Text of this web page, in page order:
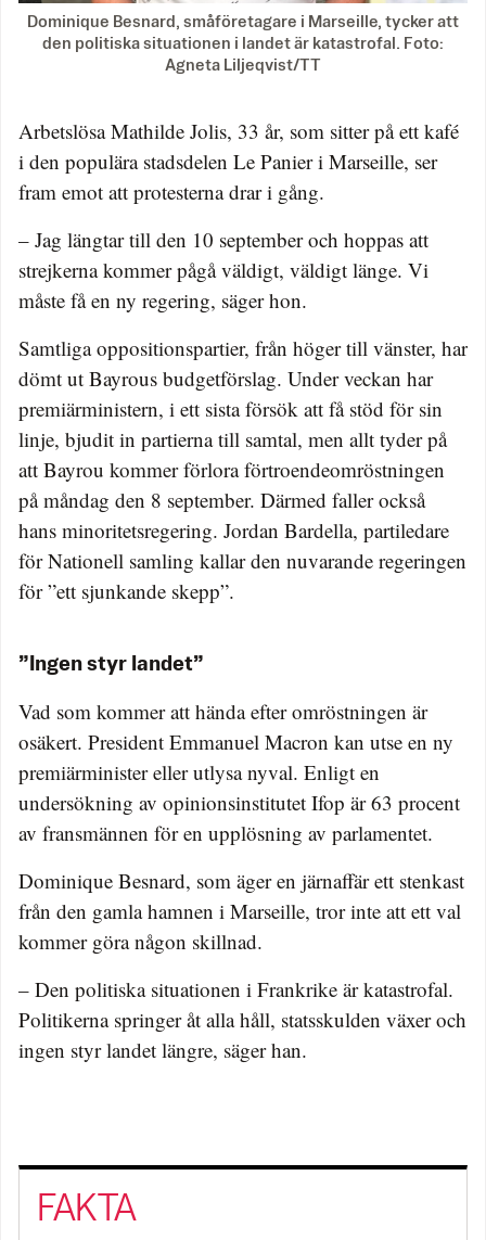
Dominique Besnard, småföretagare i Marseille, tycker att
den politiska situationen i landet är katastrofal. Foto:
Agneta Liljeqvist/TT
Arbetslösa Mathilde Jolis, 33 år, som sitter på ett kafé
i den populära stadsdelen Le Panier i Marseille, ser
fram emot att protesterna drar i gång.
– Jag längtar till den 10 september och hoppas att
strejkerna kommer pågå väldigt, väldigt länge. Vi
måste få en ny regering, säger hon.
Samtliga oppositionspartier, från höger till vänster, har
dömt ut Bayrous budgetförslag. Under veckan har
premiärministern, i ett sista försök att få stöd för sin
linje, bjudit in partierna till samtal, men allt tyder på
att Bayrou kommer förlora förtroendeomröstningen
på måndag den 8 september. Därmed faller också
hans minoritetsregering. Jordan Bardella, partiledare
för Nationell samling kallar den nuvarande regeringen
för ”ett sjunkande skepp”.
”Ingen styr landet”
Vad som kommer att hända efter omröstningen är
osäkert. President Emmanuel Macron kan utse en ny
premiärminister eller utlysa nyval. Enligt en
undersökning av opinionsinstitutet Ifop är 63 procent
av fransmännen för en upplösning av parlamentet.
Dominique Besnard, som äger en järnaffär ett stenkast
från den gamla hamnen i Marseille, tror inte att ett val
kommer göra någon skillnad.
– Den politiska situationen i Frankrike är katastrofal.
Politikerna springer åt alla håll, statsskulden växer och
ingen styr landet längre, säger han.